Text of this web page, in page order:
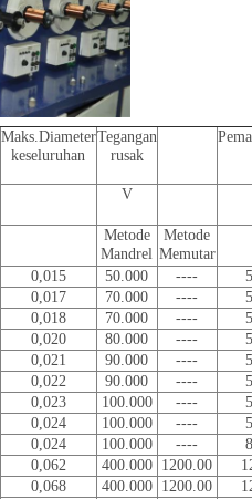
Maks.Diameter
keseluruhan
Tegangan
rusak
V
Metode
Mandrel
Metode
Memutar
0,015 50.000 ----
0,017 70.000 ----
0,018 70.000 ----
0,020 80.000 ----
0,021 90.000 ----
0,022 90.000 ----
0,023 100.000 ----
0,024 100.000 ----
0,024 100.000 ----
0,062 400.000 1200.00
0,068 400.000 1200.00